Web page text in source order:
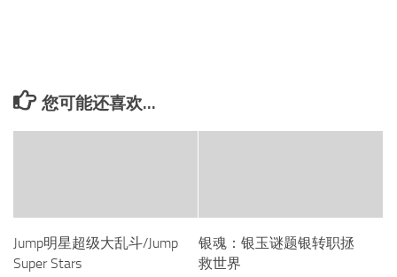
您可能还喜欢...
Jump明星超级大乱斗/Jump
Super Stars
银魂：银玉谜题银转职拯
救世界